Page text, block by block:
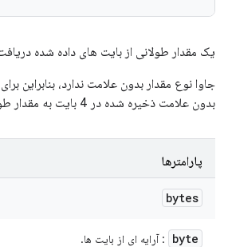
یک مقدار طولانی از بایت های داده شده
جاوا نوع مقدار بدون علامت ندارد، بنابراین
بدون علامت ذخیره شده در 4 بایت به مقدار طولانی، نیاز به بسط است.
پارامترها
bytes
byte : آرایه ای از بایت ها.